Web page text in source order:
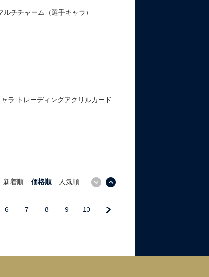
チチャーム（選手キャラ）
ラ トレーディングアクリルカード
新着順 価格順 人気順
6 7 8 9 10